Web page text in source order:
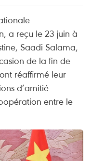
a reçu le 23 juin à
Saadi Salama,
de la fin de
réaffirmé leur
d’amitié
entre le